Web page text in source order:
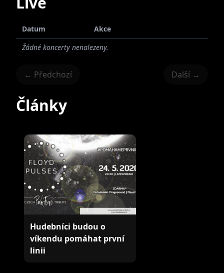
Datum
Akce
Žádné koncerty nenalezeny.
← Předchozí Další →
Články
Hudebníci budou o
víkendu pomáhat první
linii